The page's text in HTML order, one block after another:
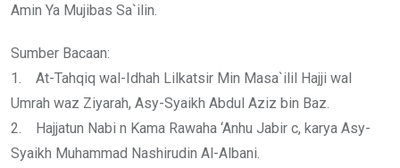
Amin Ya Mujibas Sa`ilin.
Sumber Bacaan:
1. At-Tahqiq wal-Idhah Lilkatsir Min Masa`ilil Hajji wal
Umrah waz Ziyarah, Asy-Syaikh Abdul Aziz bin Baz.
2. Hajjatun Nabi n Kama Rawaha ‘Anhu Jabir c, karya Asy-
Syaikh Muhammad Nashirudin Al-Albani.